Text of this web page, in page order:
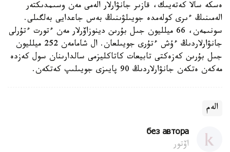
ەسكە سالا كەتەيىك، قازىر جانۋارلار الەمى مەن وسىمدىكتەر
الەمىنىڭ ءىرى كولەمدە جويىلۋىنىڭ بەس جاعدايى بەلگىلى.
سونىمەن، 66 ميلليون جىل بۇرىن دينوزاۆرلار مەن ءتورت ءتۇرلى
جانۋارلاردىڭ ءۇش ءتۇرى جويىلعان. ال شامامەن 252 ميلليون
جىل بۇرىن كەزەكتى تابيعات كاتاكليزمى سالدارىنان سول كەزدە
مەكەن ەتكەن جانۋارلاردىڭ 90 پايىزى جويىلىپ كەتكەن.
الەم
без автора
اۆتور